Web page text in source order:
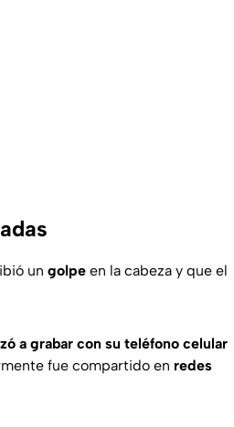
un golpe en la cabeza y que el
a grabar con su teléfono celular
fue compartido en redes